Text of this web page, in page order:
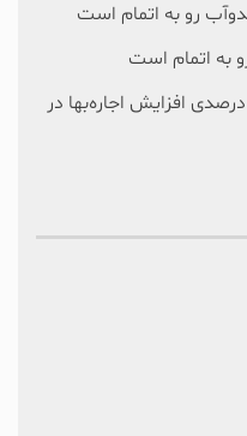
رو به اتمام است
به اتمام است
سقف ۲۵ درصدی افزایش اجاره‌بها در